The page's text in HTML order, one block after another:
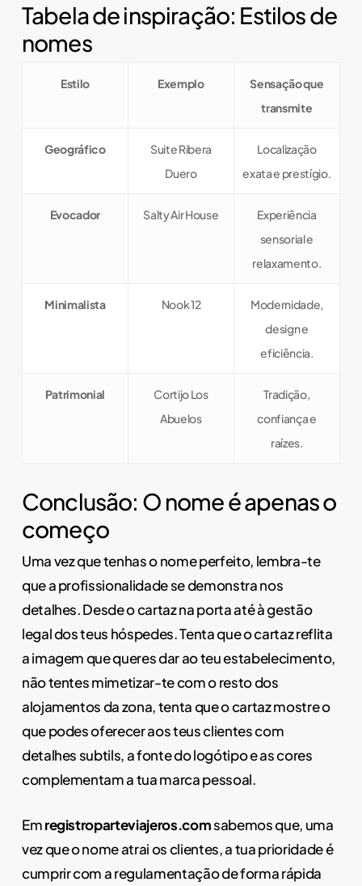
Tabela de inspiração: Estilos de
nomes
Estilo Exemplo
Sensação que
transmite
Geográfico
Suite Ribera
Duero
Localização
exata e prestígio.
Evocador Salty Air House
Experiência
sensorial e
relaxamento.
Minimalista Nook 12
Modernidade,
design e
eficiência.
Patrimonial
Cortijo Los
Abuelos
Tradição,
confiança e
raízes.
Conclusão: O nome é apenas o
começo
Uma vez que tenhas o nome perfeito, lembra-te
que a profissionalidade se demonstra nos
detalhes. Desde o cartaz na porta até à gestão
legal dos teus hóspedes. Tenta que o cartaz reflita
a imagem que queres dar ao teu estabelecimento,
não tentes mimetizar-te com o resto dos
alojamentos da zona, tenta que o cartaz mostre o
que podes oferecer aos teus clientes com
detalhes subtils, a fonte do logótipo e as cores
complementam a tua marca pessoal.
Emregistroparteviajeros.comsabemos que, uma
vez que o nome atrai os clientes, a tua prioridade é
cumprir com a regulamentação de forma rápida